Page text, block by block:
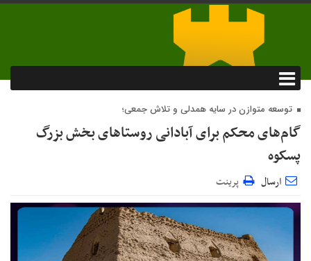
توسعه متوازن در سایه همدلی و تلاش جمعی؛
گام‌های محکم برای آبادانی روستاهای بخش بزرگ
پسکوه
ارسال پرینت